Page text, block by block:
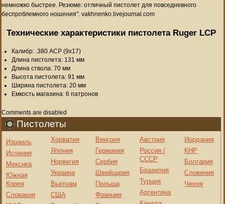
немножко быстрее. Резюме: отличный пистолет для повседневного
беспроблемного ношения". vakhnenko.livejournal.com
Технические характеристики пистолета Ruger LCP
Калибр: .380 ACP (9x17)
Длина пистолета: 131 мм
Длина ствола: 70 мм
Высота пистолета: 91 мм
Ширина пистолета: 20 мм
Емкость магазина: 6 патронов
Comments are disabled
Пистолеты
Израиль
Испания
Мексика
Южная
Корея
Словакия
Хорватия
Япония
Норвегия
Украина
Вьетнам
США
Венгрия
Германия
Сербия
Швейцария
Польша
Франция
Австрия
Россия /
СССР
Бразилия
Турция
Аргентина
Иордания
КНР
Болгария
Словения
Чехия